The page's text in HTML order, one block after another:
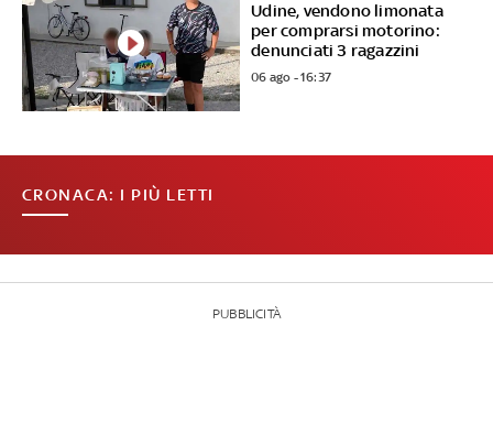
Udine, vendono limonata
per comprarsi motorino:
denunciati 3 ragazzini
06 ago - 16:37
CRONACA: I PIÙ LETTI
PUBBLICITÀ